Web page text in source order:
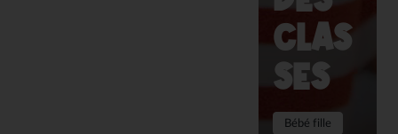
CLAS
SES
Bébé fille